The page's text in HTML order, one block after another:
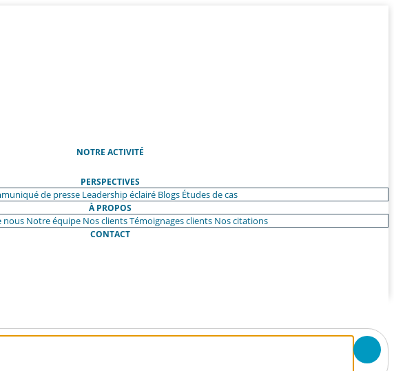
NOTRE ACTIVITÉ
PERSPECTIVES
de presse Leadership éclairé Blogs Études de cas
À PROPOS
nous Notre équipe Nos clientsTémoignages clients Nos citations
CONTACT